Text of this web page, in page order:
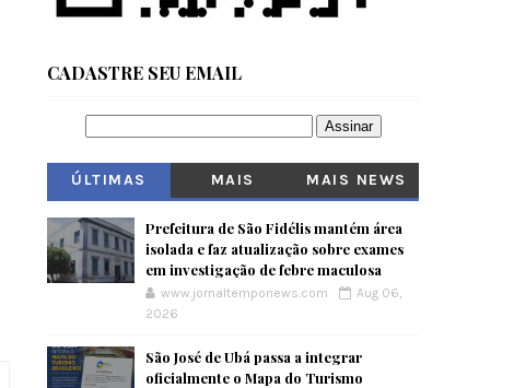
CADASTRE SEU EMAIL
ÚLTIMAS
MAIS
MAIS NEWS
Prefeitura de São Fidélis mantém área
isolada e faz atualização sobre exames
em investigação de febre maculosa
www.jornaltemponews.com
Aug 06,
2026
São José de Ubá passa a integrar
oficialmente o Mapa do Turismo